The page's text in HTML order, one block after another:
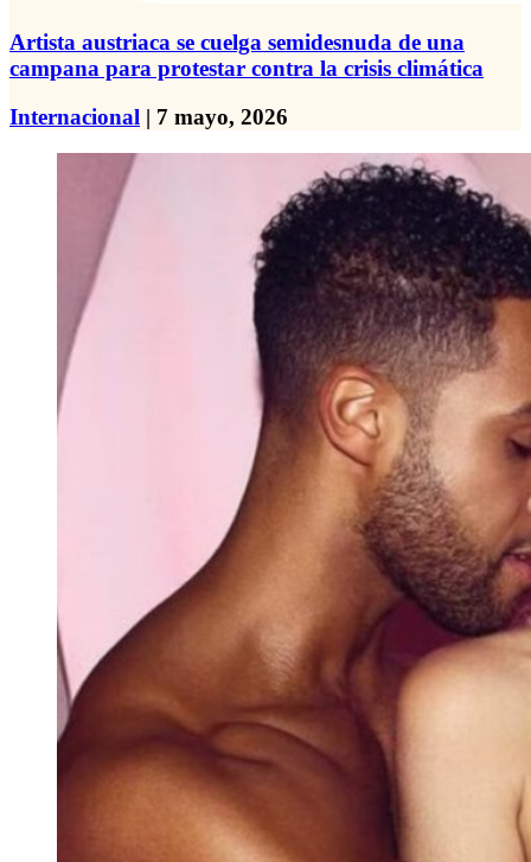
Artista austriaca se cuelga semidesnuda de una
campana para protestar contra la crisis climática
Internacional | 7 mayo, 2026